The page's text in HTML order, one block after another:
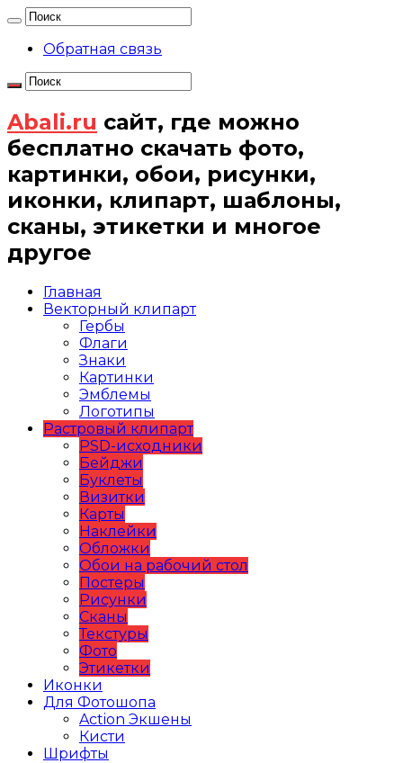
Обратная связь
Abali.ru сайт, где можно
бесплатно скачать фото,
картинки, обои, рисунки,
иконки, клипарт, шаблоны,
сканы, этикетки и многое
другое
Главная
Векторный клипарт
Гербы
Флаги
Знаки
Картинки
Эмблемы
Логотипы
Растровый клипарт
PSD-исходники
Бейджи
Буклеты
Визитки
Карты
Наклейки
Обложки
Обои на рабочий стол
Постеры
Рисунки
Сканы
Текстуры
Фото
Этикетки
Иконки
Для Фотошопа
Action Экшены
Кисти
Шрифты